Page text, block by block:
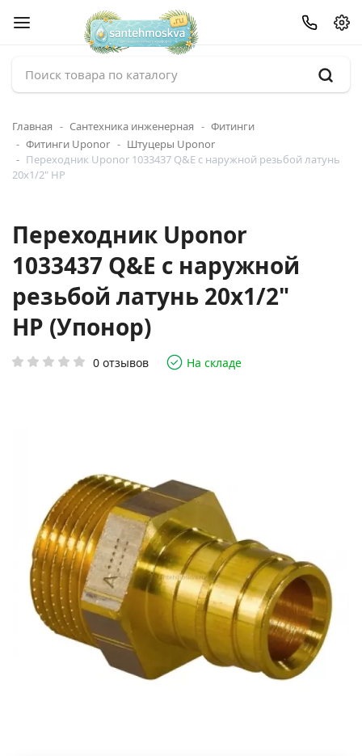
Главная Сантехника инженерная
Фитинги
Фитинги Uponor
Штуцеры Uponor
Переходник Uponor 1033437 Q&E с наружной резьбой латунь
20x1/2" НР
Переходник Uponor
1033437 Q&E с наружной
резьбой латунь 20x1/2"
НР (Упонор)
0 отзывов На складе